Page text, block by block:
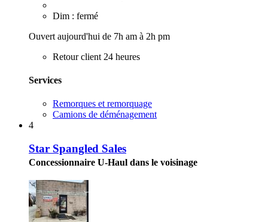
Dim : fermé
Ouvert aujourd'hui de 7h am à 2h pm
Retour client 24 heures
Services
Remorques et remorquage
Camions de déménagement
4
Star Spangled Sales
Concessionnaire U-Haul dans le voisinage